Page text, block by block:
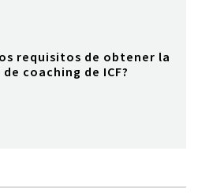
requisitos de obtener la
coaching de ICF?